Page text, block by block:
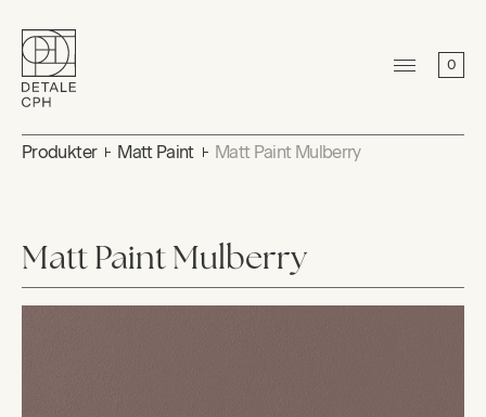
0
Produkter Matt Paint Matt Paint Mulberry
Matt Paint Mulberry